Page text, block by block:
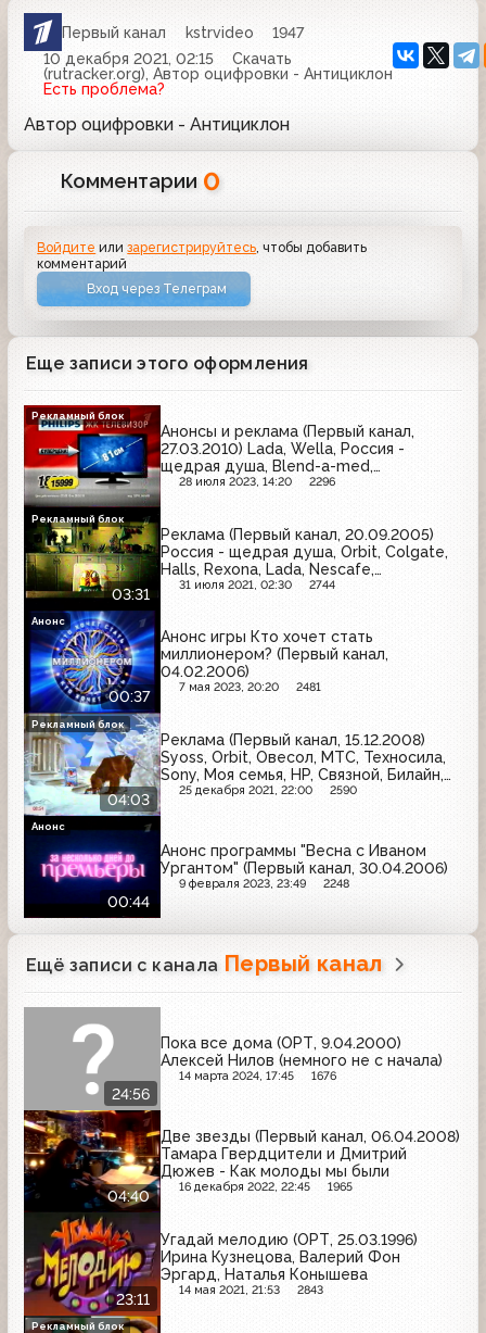
Первый канал kstrvideo
1947
10 декабря 2021, 02:15
Скачать
(rutracker.org), Автор оцифровки - Антициклон
Есть проблема?
Автор оцифровки - Антициклон
Комментарии 0
Войдите илизарегистрируйтесь, чтобы добавить
комментарий
Вход через Телеграм
Еще записи этого оформления
Анонсы и реклама (Первый канал,
27.03.2010) Lada, Wella, Россия -
щедрая душа, Blend-a-med,
Эльдорадо, Venus, Черника форте,
28 июля 2023, 14:20 2296
Рекламный блок
03:31
Реклама (Первый канал, 20.09.2005)
Россия - щедрая душа, Orbit, Colgate,
Halls, Rexona, Lada, Nescafe,
Даниссимо
31 июля 2021, 02:30 2744
Рекламный блок
00:37
Анонс игры Кто хочет стать
миллионером? (Первый канал,
04.02.2006)
7 мая 2023, 20:20 2481
Анонс
04:03
Реклама (Первый канал, 15.12.2008)
Syoss, Orbit, Овесол, МТС, Техносила,
Sony, Моя семья, HP, Связной, Билайн,
Chappi
25 декабря 2021, 22:00 2590
Рекламный блок
00:44
Анонс программы "Весна с Иваном
Ургантом" (Первый канал, 30.04.2006)
9 февраля 2023, 23:49 2248
Анонс
Ещё записи с канала Первый канал
24:56
Пока все дома (ОРТ, 9.04.2000)
Алексей Нилов (немного не с начала)
14 марта 2024, 17:45 1676
04:40
Две звезды (Первый канал, 06.04.2008)
Тамара Гвердцители и Дмитрий
Дюжев - Как молоды мы были
16 декабря 2022, 22:45 1965
23:11
Угадай мелодию (ОРТ, 25.03.1996)
Ирина Кузнецова, Валерий Фон
Эргард, Наталья Конышева
14 мая 2021, 21:53 2843
Рекламный блок